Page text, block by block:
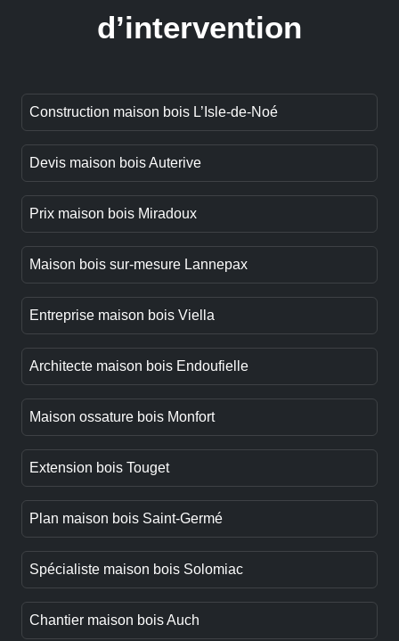
d’intervention
Construction maison bois L’Isle-de-Noé
Devis maison bois Auterive
Prix maison bois Miradoux
Maison bois sur-mesure Lannepax
Entreprise maison bois Viella
Architecte maison bois Endoufielle
Maison ossature bois Monfort
Extension bois Touget
Plan maison bois Saint-Germé
Spécialiste maison bois Solomiac
Chantier maison bois Auch